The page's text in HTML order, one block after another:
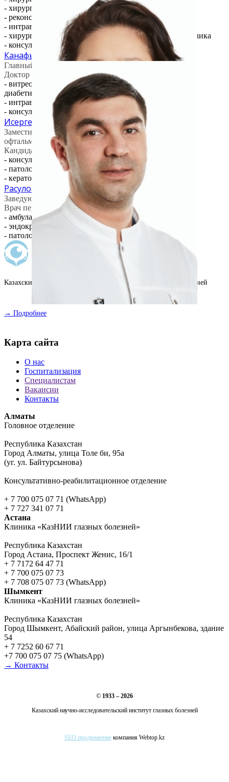
- хирургия глаукомы, в т.ч. детской
- реконструктивные операции
- интравитреальные инъекции (центр "Макула")
- хирургия при патологии связочного аппарата хрусталика
- консультация витреоретинального хирурга
Канафьянова Эльмира Газизовна
Главный врач / офтальмохирург
Доктор медицинских наук, врач высшей категории
- витреоретинальная хирургия (отслойка сетчатки,
диабетическая ретинопатия, травмы глаза)
- интравитреальные инъекции
- консультация витреоретинального хирурга
Исергепова Ботагоз Искаковна
Заместитель медицинского директора по науке / врач
офтальмолог
Кандидат медицинских наук, врач высшей категории
- консультация офтальмолога
- патологии роговицы
- кератопластика
Расулов Идрис Рашидович
Заведующий операционного блока / офтальмохирург
Врач первой категории
- амбулаторная хирургия
- эндокринная офтальмопатия
- патология орбиты
Казахский научно-исследовательский институт глазных болезней
→ Подробнее
Карта сайта
О нас
Госпитализация
Специалистам
Вакансии
Контакты
Алматы
Головное отделение
Республика Казахстан
Город Алматы, улица Толе би, 95а
(уг. ул. Байтурсынова)
Консультативно-реабилитационное отделение
+ 7 700 075 07 71 (WhatsApp)
+ 7 727 341 07 71
Астана
Клиника «КазНИИ глазных болезней»
Республика Казахстан
Город Астана, Проспект Женис, 16/1
+ 7 7172 64 47 71
+ 7 700 075 07 73
+ 7 708 075 07 73 (WhatsApp)
Шымкент
Клиника «КазНИИ глазных болезней»
Республика Казахстан
Город Шымкент, Абайский район, улица Аргынбекова, здание
54
+ 7 7252 60 67 71
+7 700 075 07 75 (WhatsApp)
→ Контакты
© 1933 – 2026
Казахский научно-исследовательский институт глазных болезней
SEO продвижение компания Webtop.kz